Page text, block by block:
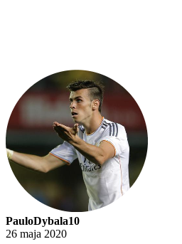
PauloDybala10
26 maja 2020